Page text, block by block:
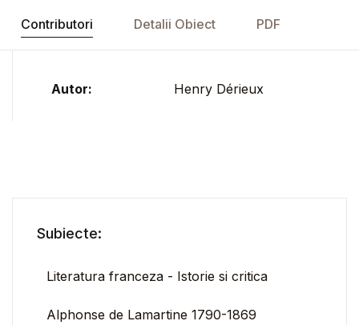
Contributori Detalii Obiect PDF
Autor: Henry Dérieux
Subiecte:
Literatura franceza - Istorie si critica
Alphonse de Lamartine 1790-1869